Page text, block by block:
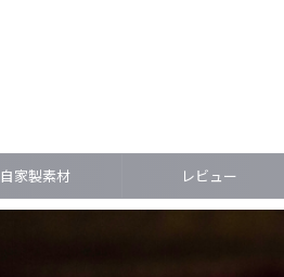
自家製素材 レビュー